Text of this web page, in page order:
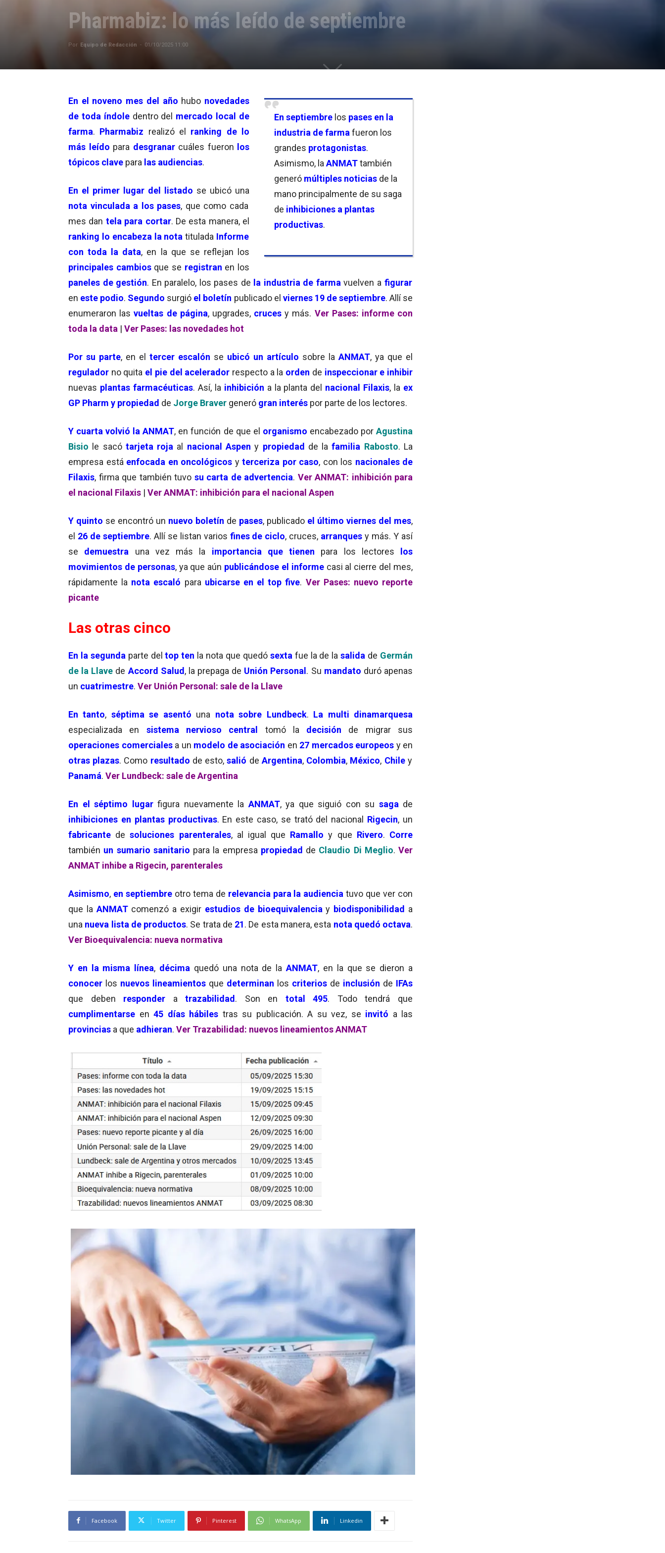
Pharmabiz: lo más leído de septiembre
Por Equipo de Redacción - 01/10/2025 11:00
En septiembre los pases en la
industria de farma fueron los
grandes protagonistas.
Asimismo, la ANMATtambién
generó múltiples noticias de la
mano principalmente de su saga
de inhibiciones a plantas
productivas.
En el noveno mes del año hubo novedades
de toda índoledentro del mercado local de
farma. Pharmabiz realizó el ranking de lo
más leído para desgranar cuáles fueron los
tópicos clave para las audiencias.
En el primer lugar del listado se ubicó una
nota vinculada a los pases, que como cada
mes dan tela para cortar. De esta manera, el
ranking lo encabeza la nota titulada Informe
con toda la data, en la que se reflejan los
principales cambiosque se registran en los
paneles de gestión. En paralelo, los pases de la industria de farmavuelven a figurar
en este podio. Segundo surgió el boletín publicado el viernes 19 de septiembre. Allí se
enumeraron lasvueltas de página, upgrades, cruces y más. Ver Pases: informe con
toda la data | Ver Pases: las novedades hot
Por su parte, en el tercer escalón se ubicó un artículo sobre la ANMAT, ya que el
regulador no quita el pie del acelerador respecto a la orden de inspeccionar e inhibir
nuevas plantas farmacéuticas. Así, la inhibición a la planta del nacional Filaxis, la ex
GP Pharm y propiedad de Jorge Braver generó gran interés por parte de los lectores.
Y cuarta volvió la ANMAT, en función de que el organismo encabezado porAgustina
Bisio le sacó tarjeta roja al nacional Aspen y propiedad de lafamilia Rabosto. La
empresa está enfocada en oncológicos y terceriza por caso, con los nacionales de
Filaxis, firma que también tuvo su carta de advertencia. Ver ANMAT: inhibición para
el nacional Filaxis | Ver ANMAT: inhibición para el nacional Aspen
Y quinto se encontró un nuevo boletín de pases, publicado el último viernes del mes,
el 26 de septiembre. Allí se listan varios fines de ciclo, cruces, arranques y más. Y así
se demuestra una vez más la importancia que tienen para los lectores los
movimientos de personas, ya que aún publicándose el informecasi al cierre del mes,
rápidamente la nota escaló para ubicarse en el top five. Ver Pases: nuevo reporte
picante
Las otras cinco
En la segunda parte deltop ten la nota que quedó sexta fue la de lasalida de Germán
de la Llave de Accord Salud, la prepaga de Unión Personal. Su mandato duró apenas
un cuatrimestre. Ver Unión Personal: sale de la Llave
En tanto, séptima se asentó una nota sobre Lundbeck. La multi dinamarquesa
especializada en sistema nervioso central tomó la decisión de migrar sus
operaciones comercialesa un modelo de asociación en 27 mercados europeos y en
otras plazas. Como resultado de esto,salió de Argentina, Colombia, México, Chile y
Panamá. Ver Lundbeck: sale de Argentina
En el séptimo lugarfigura nuevamente la ANMAT, ya que siguió con su saga de
inhibiciones en plantas productivas. En este caso, se trató del nacional Rigecin, un
fabricante desoluciones parenterales, al igual que Ramallo y que Rivero. Corre
también un sumario sanitario para la empresa propiedad de Claudio Di Meglio. Ver
ANMAT inhibe a Rigecin, parenterales
Asimismo, en septiembre otro tema de relevancia para la audiencia tuvo que ver con
que la ANMATcomenzó a exigir estudios de bioequivalencia y biodisponibilidad a
una nueva lista de productos. Se trata de 21. De esta manera, esta nota quedó octava.
Ver Bioequivalencia: nueva normativa
Y en la misma línea, décima quedó una nota de laANMAT, en la que se dieron a
conocer los nuevos lineamientos que determinan los criterios de inclusión de IFAs
que deben responder a trazabilidad. Son en total 495. Todo tendrá que
cumplimentarse en 45 días hábiles tras su publicación. A su vez, se invitó a las
provincias a que adhieran. Ver Trazabilidad: nuevos lineamientos ANMAT
Facebook Twitter Pinterest WhatsApp Linkedin